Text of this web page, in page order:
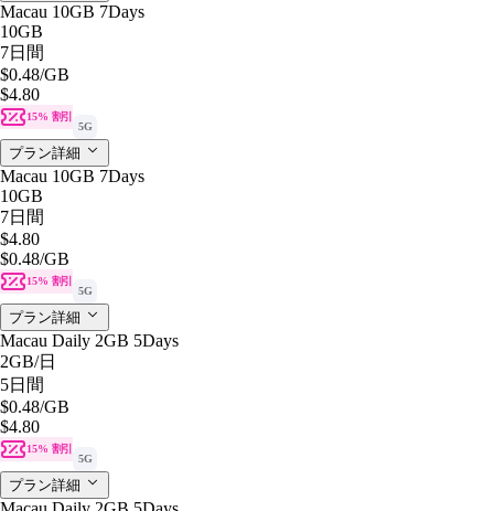
Macau 10GB 7Days
10GB
7日間
$0.48/GB
$4.80
15% 割引
5G
プラン詳細
Macau 10GB 7Days
10GB
7日間
$4.80
$0.48/GB
15% 割引
5G
プラン詳細
Macau Daily 2GB 5Days
2GB/日
5日間
$0.48/GB
$4.80
15% 割引
5G
プラン詳細